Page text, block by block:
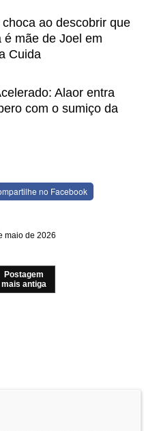
ao descobrir que
é mãe de Joel em
Cuida
Alaor entra
com o sumiço da
no Facebook
maio de 2026
Postagem
mais antiga